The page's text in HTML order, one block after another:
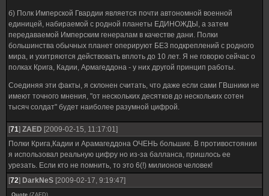
б) Полк Имперской Гвардии является почти автономной военной
единицей, набираемой с родной планеты ЕДИНОЖДЫ, а затем
передаваемой Имперским генералам в качестве дани. Полки
большинства обычных планет оперируют БЕЗ подкреплений с родного
мира, и ухитряются действовать вплоть до 10 лет. Я не говорю сейчас о
полках Крига, Кадии, Армагеддона - у них другой принцип работы.
Соединяя эти факты, я склонен считать, что даже если сами ГВшники не
имеют точного мнения, "от нескольких десятков до нескольких сотен
тысяч солдат" будет наиболее разумной цифрой.
[71] ZAED [2009-02-15, 11:17:01]
Полки Крига,Кадии и Арамагеддона ОЧЕНЬ большие. В противостоянии
я использовал реальную цифру но из-за балланса, пришлось ее
урезать. Если кто не помнить, то это 6(!) милионов человек!
[72] DarkNeS [2009-02-17, 9:19:47]
Quote (ZAED)